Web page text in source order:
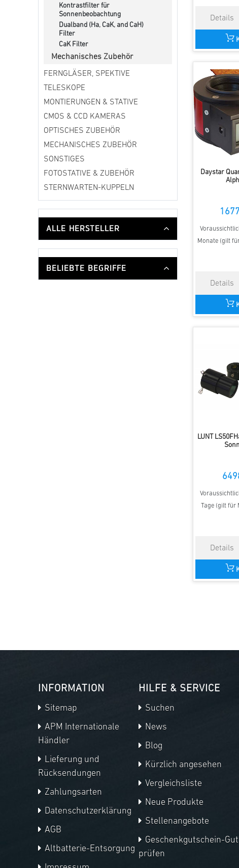
Kontrastfilter für
Sonnenbeobachtung
Dualband (Ha, CaK, and CaH)
Filter
CaK Filter
Mechanisches Zubehör
FERNGLÄSER, SPEKTIVE
TELESKOPE
MONTIERUNGEN & STATIVE
CMOS & CCD KAMERAS
OPTISCHES ZUBEHÖR
MECHANISCHES ZUBEHÖR
SONSTIGES
FOTOSTATIVE & ZUBEHÖR
STERNWARTEN-KUPPELN
ALLE HERSTELLER
BELIEBTE BEGRIFFE
Daystar
Monate (gilt
LUNT
Tage (gilt für
INFORMATION
Sitemap
APM Internationale
Händler
Lieferung und
Rücksendungen
Zahlungsarten
Datenschutzerklärung
AGB
Altbatterie-Entsorgung
HILFE & SERVICE
Suchen
News
Blog
Kürzlich angesehen
Vergleichsliste
Neue Produkte
Stellenangebote
Geschenkgutschein-
prüfen